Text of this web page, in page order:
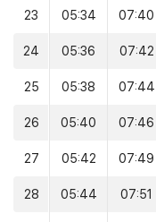
23 05:34 07:40
24 05:36 07:42
25 05:38 07:44
26 05:40 07:46
27 05:42 07:49
28 05:44 07:51